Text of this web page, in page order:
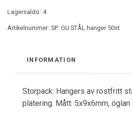
Lagersaldo: 4
Artikelnummer: SP: GU STÅL hanger 50st
INFORMATION
Storpack: Hangers av rostfritt
plätering. Mått: 5x9x6mm, öglan